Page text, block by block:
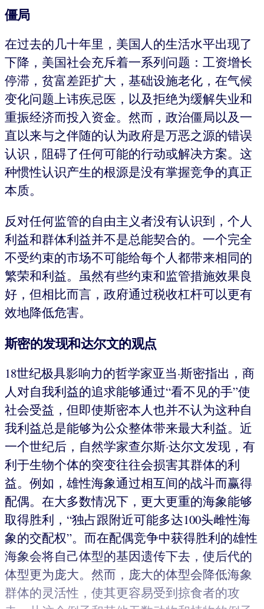
僵局
在过去的几十年里，美国人的生活水平出现了
下降，美国社会充斥着一系列问题：工资增长
停滞，贫富差距扩大，基础设施老化，在气候
变化问题上讳疾忌医，以及拒绝为缓解失业和
重振经济而投入资金。然而，政治僵局以及一
直以来与之伴随的认为政府是万恶之源的错误
认识，阻碍了任何可能的行动或解决方案。这
种惯性认识产生的根源是没有掌握竞争的真正
本质。
反对任何监管的自由主义者没有认识到，个人
利益和群体利益并不是总能契合的。一个完全
不受约束的市场不可能给每个人都带来相同的
繁荣和利益。虽然有些约束和监管措施效果良
好，但相比而言，政府通过税收杠杆可以更有
效地降低危害。
斯密的发现和达尔文的观点
18世纪极具影响力的哲学家亚当·斯密指出，商
人对自我利益的追求能够通过“看不见的手”使
社会受益，但即使斯密本人也并不认为这种自
我利益总是能够为公众整体带来最大利益。近
一个世纪后，自然学家查尔斯·达尔文发现，有
利于生物个体的突变往往会损害其群体的利
益。例如，雄性海象通过相互间的战斗而赢得
配偶。在大多数情况下，更大更重的海象能够
取得胜利，“独占跟附近可能多达100头雌性海
象的交配权”。而在配偶竞争中获得胜利的雄性
海象会将自己体型的基因遗传下去，使后代的
体型更为庞大。然而，庞大的体型会降低海象
群体的灵活性，使其更容易受到掠食者的攻